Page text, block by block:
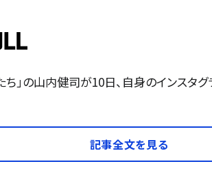
ち」の山内健司が10日、自身のインスタ
記事全文を見る